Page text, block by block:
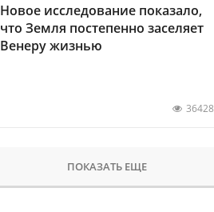
Новое исследование показало,
что Земля постепенно заселяет
Венеру жизнью
36428
ПОКАЗАТЬ ЕЩЕ